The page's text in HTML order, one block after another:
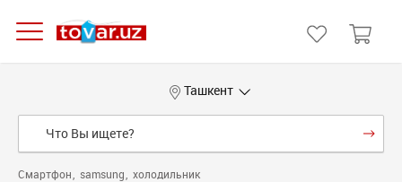
Ташкент
Смартфон samsung холодильник